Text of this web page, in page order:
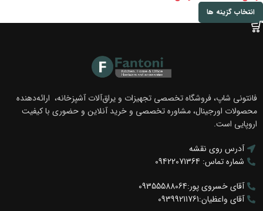
انتخاب گزینه ها
فانتونی شاپ، فروشگاه تخصصی تجهیزات و یراق‌آلات آشپزخانه، ارائه‌دهنده
محصولات اورجینال، مشاوره تخصصی و خرید آنلاین و حضوری با کیفیت
اروپایی است.
آدرس روی نقشه
شماره تماس: 09422071364
آقای خسروی پور:09355588064
آقای واعظیان:09399211761